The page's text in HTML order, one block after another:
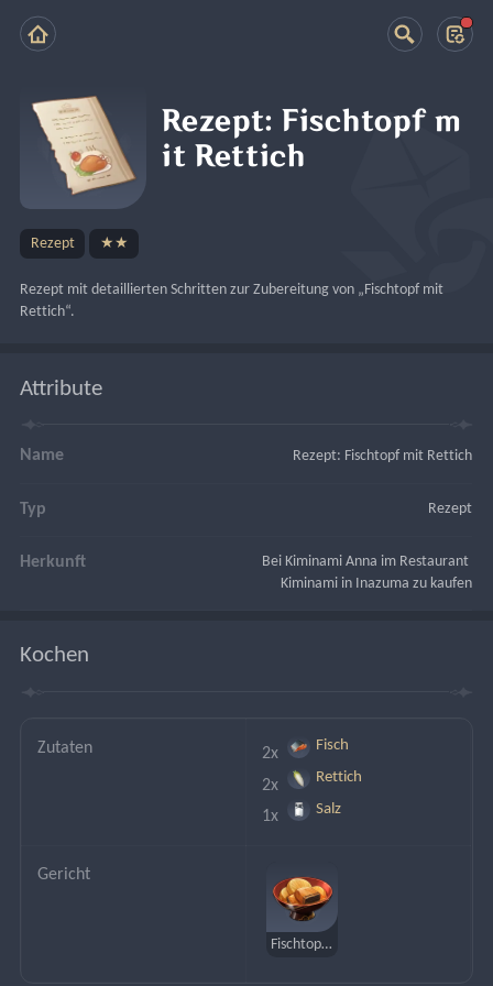
Rezept: Fischtopf m
it Rettich
Rezept ★★
Rezept mit detaillierten Schritten zur Zubereitung von „Fischtopf mit
Rettich“.
Attribute
Name Rezept: Fischtopf mit Rettich
Typ Rezept
Herkunft
Bei Kiminami Anna im Restaurant
Kiminami in Inazuma zu kaufen
Kochen
Zutaten 2x Fisch
2x Rettich
1x Salz
Gericht
Fischtopf mit Rettich